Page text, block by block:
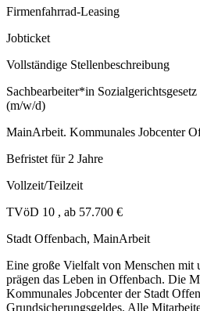
Firmenfahrrad-Leasing
Jobticket
Vollständige Stellenbeschreibung
Sachbearbeiter*in
(m/w/d)
MainArbeit. Kommunales Jobcenter
Befristet für 2 Jahre
Vollzeit/Teilzeit
TVöD 10 , ab 57.700 €
Stadt Offenbach, MainArbeit
Eine große Vielfalt von Menschen mit
prägen das Leben in Offenbach. Die
Kommunales Jobcenter der Stadt
Grundsicherungsgeldes. Alle